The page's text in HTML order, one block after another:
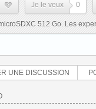
Je le veux 0
512 Go. Les
UNE DISCUSSION